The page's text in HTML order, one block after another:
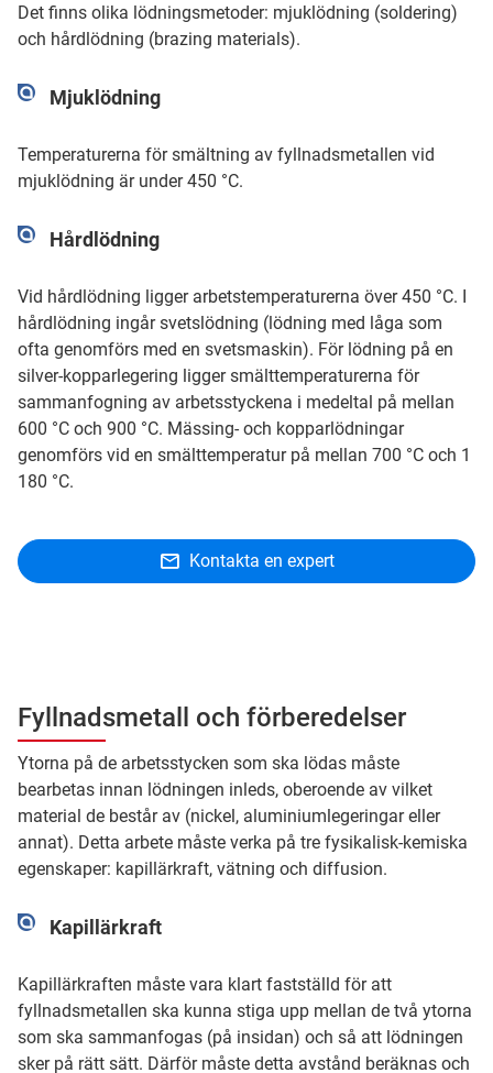
Det finns olika lödningsmetoder: mjuklödning (soldering)
och hårdlödning (brazing materials).
Mjuklödning
Temperaturerna för smältning av fyllnadsmetallen vid
mjuklödning är under 450 °C.
Hårdlödning
Vid hårdlödning ligger arbetstemperaturerna över 450 °C. I
hårdlödning ingår svetslödning (lödning med låga som
ofta genomförs med en svetsmaskin). För lödning på en
silver-kopparlegering ligger smälttemperaturerna för
sammanfogning av arbetsstyckena i medeltal på mellan
600 °C och 900 °C. Mässing- och kopparlödningar
genomförs vid en smälttemperatur på mellan 700 °C och 1
180 °C.
Kontakta en expert
Fyllnadsmetall och förberedelser
Ytorna på de arbetsstycken som ska lödas måste
bearbetas innan lödningen inleds, oberoende av vilket
material de består av (nickel, aluminiumlegeringar eller
annat). Detta arbete måste verka på tre fysikalisk-kemiska
egenskaper: kapillärkraft, vätning och diffusion.
Kapillärkraft
Kapillärkraften måste vara klart fastställd för att
fyllnadsmetallen ska kunna stiga upp mellan de två ytorna
som ska sammanfogas (på insidan) och så att lödningen
sker på rätt sätt. Därför måste detta avstånd beräknas och